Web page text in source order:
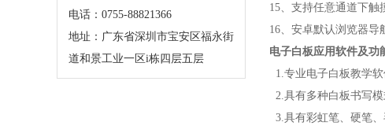
电话：0755-88821366
地址：广东省深圳市宝安区福永街
道和景工业一区i栋四层五层
15、支持任意通道下触
16、安卓默认浏览器导
电子白板应用软件及功
1.专业电子白板教学
2.具有多种白板书写
3.具有彩虹笔、硬笔